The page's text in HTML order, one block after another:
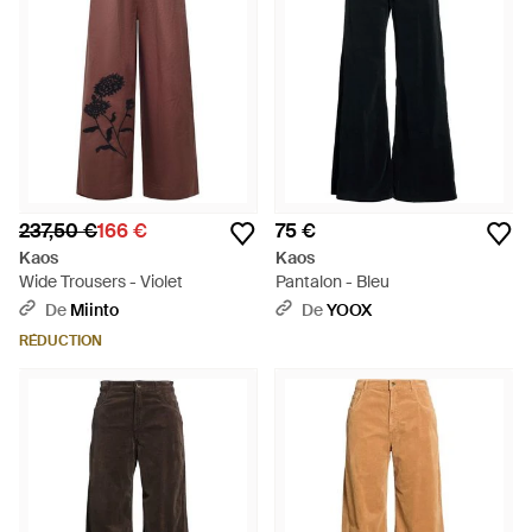
237,50 €166 €
Kaos
Wide Trousers - Violet
De Miinto
RÉDUCTION
75 €
Kaos
Pantalon - Bleu
DeYOOX